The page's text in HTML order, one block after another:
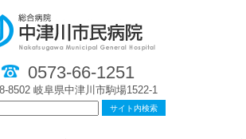
0573-66-1251
8502 岐阜県中津川市駒場1522-1